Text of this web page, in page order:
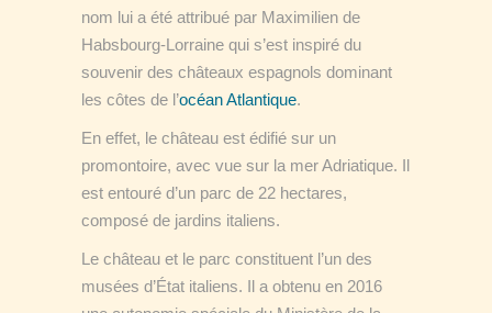
nom lui a été attribué par Maximilien de
Habsbourg-Lorraine qui s’est inspiré du
souvenir des châteaux espagnols dominant
les côtes de l’océan Atlantique.
En effet, le château est édifié sur un
promontoire, avec vue sur la mer Adriatique. Il
est entouré d’un parc de 22 hectares,
composé de jardins italiens.
Le château et le parc constituent l’un des
musées d’État italiens. Il a obtenu en 2016